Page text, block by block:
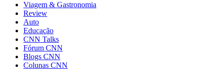
Viagem & Gastronomia
Review
Auto
Educação
CNN Talks
Fórum CNN
Blogs CNN
Colunas CNN